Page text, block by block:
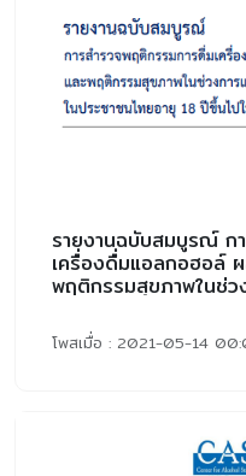
รายงานฉบับสมบูรณ์ ก
เครื่องดื่มแอลกอฮอล์
พฤติกรรมสุขภาพในช่ว
โพสเมื่อ : 2021-05-14